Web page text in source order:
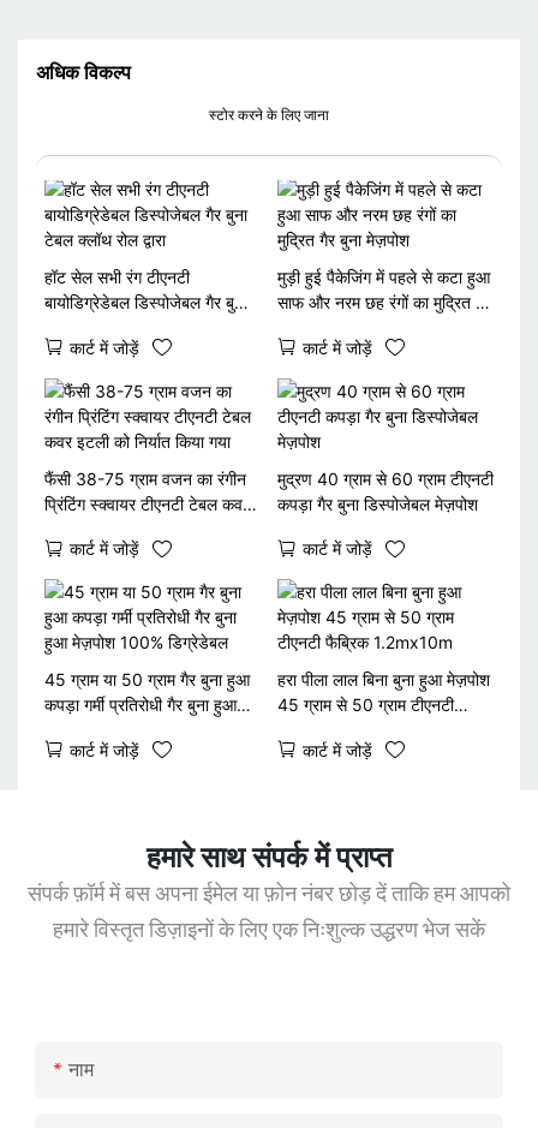
अधिक विकल्प
स्टोर करने के लिए जाना
हॉट सेल सभी रंग टीएनटी
बायोडिग्रेडेबल डिस्पोजेबल गैर बुना
कार्ट में जोड़ें
मुड़ी हुई पैकेजिंग में पहले से कटा हुआ
साफ और नरम छह रंगों का मुद्रित गैर
कार्ट में जोड़ें
फैंसी 38-75 ग्राम वजन का रंगीन
प्रिंटिंग स्क्वायर टीएनटी टेबल कवर
कार्ट में जोड़ें
मुद्रण 40 ग्राम से 60 ग्राम टीएनटी
कपड़ा गैर बुना डिस्पोजेबल मेज़पोश
कार्ट में जोड़ें
45 ग्राम या 50 ग्राम गैर बुना हुआ
कपड़ा गर्मी प्रतिरोधी गैर बुना हुआ
कार्ट में जोड़ें
हरा पीला लाल बिना बुना हुआ मेज़पोश
45 ग्राम से 50 ग्राम टीएनटी
कार्ट में जोड़ें
हमारे साथ संपर्क में प्राप्त
संपर्क फ़ॉर्म में बस अपना ईमेल या फ़ोन नंबर छोड़ दें ताकि हम आपको
हमारे विस्तृत डिज़ाइनों के लिए एक निःशुल्क उद्धरण भेज सकें
नाम